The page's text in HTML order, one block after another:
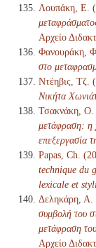
Λουπάκη, Ε.
Αρχείο
Φανουράκη,
στο
Ντέηβις, Τζ.
Νικήτα
Τσακνάκη, Ο.
μετάφραση: η
επεξεργασία
Papas, Ch.
technique du
lexicale et
Δεληκάρη, Α.
συμβολή του
μετάφραση
Αρχείο